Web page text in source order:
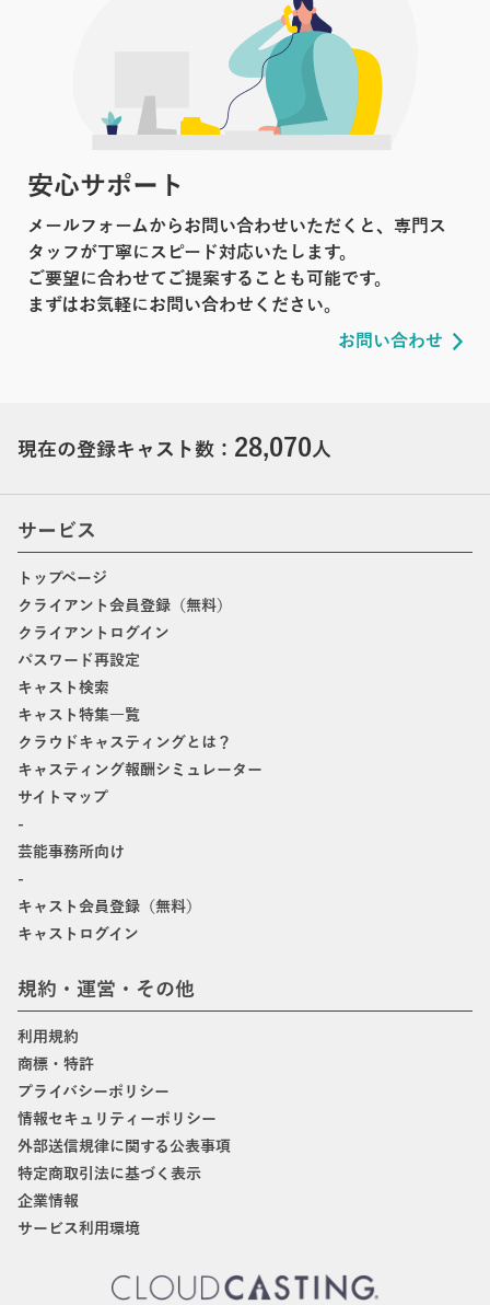
安心サポート
メールフォームからお問い合わせいただくと、専門ス
タッフが丁寧にスピード対応いたします。
ご要望に合わせてご提案することも可能です。
まずはお気軽にお問い合わせください。
お問い合わせ
現在の登録キャスト数： 28,070人
サービス
トップページ
クライアント会員登録（無料）
クライアントログイン
パスワード再設定
キャスト検索
キャスト特集一覧
クラウドキャスティングとは？
キャスティング報酬シミュレーター
サイトマップ
-
芸能事務所向け
-
キャスト会員登録（無料）
キャストログイン
規約・運営・その他
利用規約
商標・特許
プライバシーポリシー
情報セキュリティーポリシー
外部送信規律に関する公表事項
特定商取引法に基づく表示
企業情報
サービス利用環境